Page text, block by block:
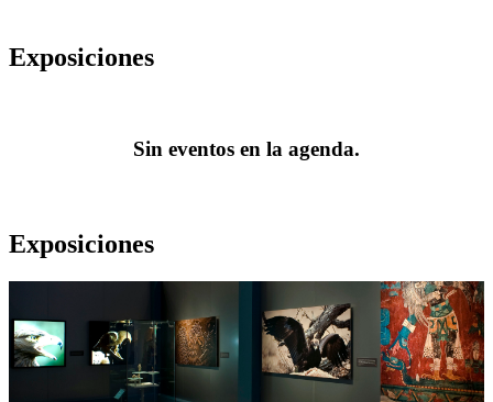
Exposiciones
Sin eventos en la agenda.
Exposiciones